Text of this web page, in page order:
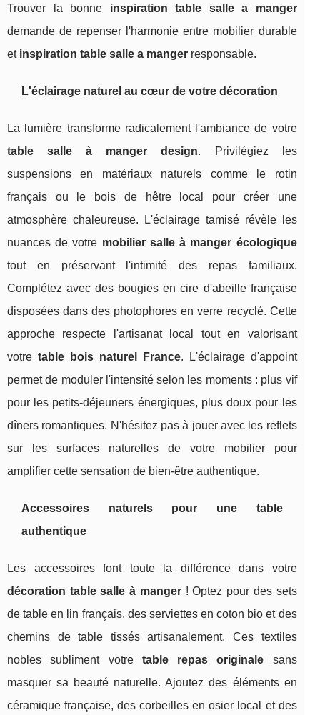
Trouver la bonne inspiration table salle a manger
demande de repenser l'harmonie entre mobilier durable
et inspiration table salle a manger responsable.
L'éclairage naturel au cœur de votre décoration
La lumière transforme radicalement l'ambiance de votre
table salle à manger design. Privilégiez les
suspensions en matériaux naturels comme le rotin
français ou le bois de hêtre local pour créer une
atmosphère chaleureuse. L'éclairage tamisé révèle les
nuances de votre mobilier salle à manger écologique
tout en préservant l'intimité des repas familiaux.
Complétez avec des bougies en cire d'abeille française
disposées dans des photophores en verre recyclé. Cette
approche respecte l'artisanat local tout en valorisant
votre table bois naturel France. L'éclairage d'appoint
permet de moduler l'intensité selon les moments : plus vif
pour les petits-déjeuners énergiques, plus doux pour les
dîners romantiques. N'hésitez pas à jouer avec les reflets
sur les surfaces naturelles de votre mobilier pour
amplifier cette sensation de bien-être authentique.
Accessoires naturels pour une table
authentique
Les accessoires font toute la différence dans votre
décoration table salle à manger! Optez pour des sets
de table en lin français, des serviettes en coton bio et des
chemins de table tissés artisanalement. Ces textiles
nobles subliment votre table repas originale sans
masquer sa beauté naturelle. Ajoutez des éléments en
céramique française, des corbeilles en osier local et des